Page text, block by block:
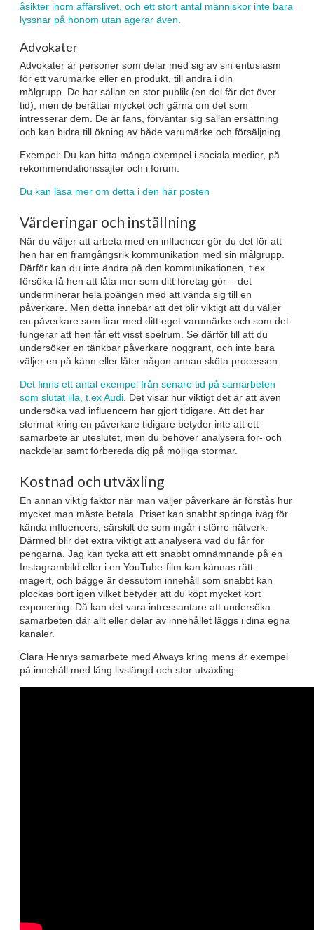
åsikter inom affärslivet, och ett stort antal människor inte bara
lyssnar på honom utan agerar även
Advokater
Advokater är personer som delar med sig av sin entusiasm
för ett varumärke eller en produkt, till andra i din
målgrupp. De har sällan en stor publik (en del får det över
tid), men de berättar mycket och gärna om det som
intresserar dem. De är fans, förväntar sig sällan ersättning
och kan bidra till ökning av både varumärke och försäljning.
Exempel: Du kan hitta många exempel i sociala medier, på
rekommendationssajter och i forum.
Du kan läsa mer om detta i den här posten
Värderingar och inställning
När du väljer att arbeta med en influencer gör du det för att
hen har en framgångsrik kommunikation med sin målgrupp.
Därför kan du inte ändra på den kommunikationen, t.ex
försöka få hen att låta mer som ditt företag gör – det
underminerar hela poängen med att vända sig till en
påverkare. Men detta innebär att det blir viktigt att du väljer
en påverkare som lirar med ditt eget varumärke och som det
fungerar att hen får ett visst spelrum. Se därför till att du
undersöker en tänkbar påverkare noggrant, och inte bara
väljer en på känn eller låter någon annan sköta processen.
Det finns ett antal exempel från senare tid på samarbeten
som slutat illa, t.ex Audi . Det visar hur viktigt det är att även
undersöka vad influencern har gjort tidigare. Att det har
stormat kring en påverkare tidigare betyder inte att ett
samarbete är uteslutet, men du behöver analysera för- och
nackdelar samt förbereda dig på möjliga stormar.
Kostnad och utväxling
En annan viktig faktor när man väljer påverkare är förstås hur
mycket man måste betala. Priset kan snabbt springa iväg för
kända influencers, särskilt de som ingår i större nätverk.
Därmed blir det extra viktigt att analysera vad du får för
pengarna. Jag kan tycka att ett snabbt omnämnande på en
Instagrambild eller i en YouTube-film kan kännas rätt
magert, och bägge är dessutom innehåll som snabbt kan
plockas bort igen vilket betyder att du köpt mycket kort
exponering. Då kan det vara intressantare att undersöka
samarbeten där allt eller delar av innehållet läggs i dina egna
kanaler.
Clara Henrys samarbete med Always kring mens är exempel
på innehåll med lång livslängd och stor utväxling: